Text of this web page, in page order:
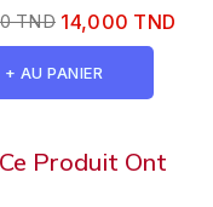
TND 14,000 TND
+ AU PANIER
Produit Ont